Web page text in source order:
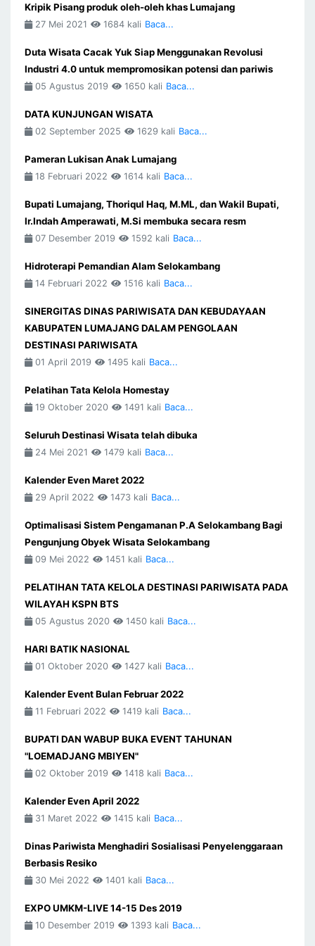
Kripik Pisang produk oleh-oleh khas Lumajang
27 Mei 2021 1684 kali Baca...
Duta Wisata Cacak Yuk Siap Menggunakan Revolusi
Industri 4.0 untuk mempromosikan potensi dan pariwis
05 Agustus 2019 1650 kali Baca...
DATA KUNJUNGAN WISATA
02 September 2025 1629 kali Baca...
Pameran Lukisan Anak Lumajang
18 Februari 2022 1614 kali Baca...
Bupati Lumajang, Thoriqul Haq, M.ML, dan Wakil Bupati,
Ir.Indah Amperawati, M.Si membuka secara resm
07 Desember 2019 1592 kali Baca...
Hidroterapi Pemandian Alam Selokambang
14 Februari 2022 1516 kali Baca...
SINERGITAS DINAS PARIWISATA DAN KEBUDAYAAN
KABUPATEN LUMAJANG DALAM PENGOLAAN
DESTINASI PARIWISATA
01 April 2019 1495 kali Baca...
Pelatihan Tata Kelola Homestay
19 Oktober 2020 1491 kali Baca...
Seluruh Destinasi Wisata telah dibuka
24 Mei 2021 1479 kali Baca...
Kalender Even Maret 2022
29 April 2022 1473 kali Baca...
Optimalisasi Sistem Pengamanan P.A Selokambang Bagi
Pengunjung Obyek Wisata Selokambang
09 Mei 2022 1451 kali Baca...
PELATIHAN TATA KELOLA DESTINASI PARIWISATA PADA
WILAYAH KSPN BTS
05 Agustus 2020 1450 kali Baca...
HARI BATIK NASIONAL
01 Oktober 2020 1427 kali Baca...
Kalender Event Bulan Februar 2022
11 Februari 2022 1419 kali Baca...
BUPATI DAN WABUP BUKA EVENT TAHUNAN
"LOEMADJANG MBIYEN"
02 Oktober 2019 1418 kali Baca...
Kalender Even April 2022
31 Maret 2022 1415 kali Baca...
Dinas Pariwista Menghadiri Sosialisasi Penyelenggaraan
Berbasis Resiko
30 Mei 2022 1401 kali Baca...
EXPO UMKM-LIVE 14-15 Des 2019
10 Desember 2019 1393 kali Baca...